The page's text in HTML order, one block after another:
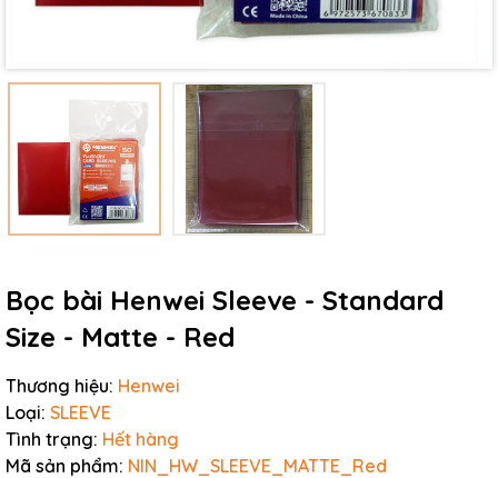
Bọc bài Henwei Sleeve - Standard
Size - Matte - Red
Thương hiệu: Henwei
Loại: SLEEVE
Tình trạng: Hết hàng
Mã sản phẩm: NIN_HW_SLEEVE_MATTE_Red